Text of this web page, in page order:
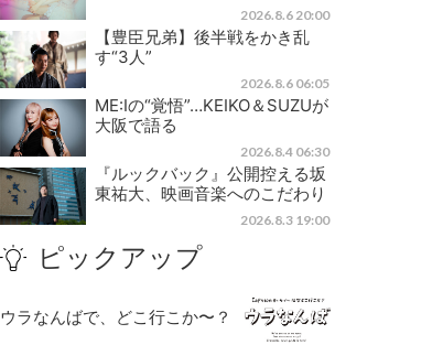
2026.8.6 20:00
【豊臣兄弟】後半戦をかき乱
す“3人”
2026.8.6 06:05
ME:Iの“覚悟”…KEIKO＆SUZUが
大阪で語る
2026.8.4 06:30
『ルックバック』公開控える坂
東祐大、映画音楽へのこだわり
2026.8.3 19:00
ピックアップ
ウラなんばで、どこ行こか〜？